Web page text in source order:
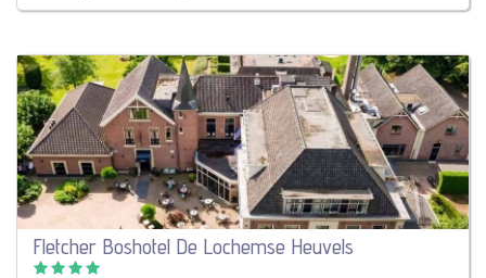
Fletcher Boshotel De Lochemse Heuvels